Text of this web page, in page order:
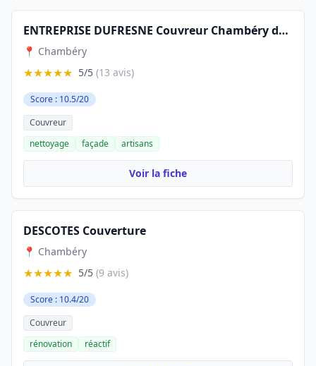
ENTREPRISE DUFRESNE Couvreur Chambéry demoussage rénovation
📍 Chambéry
★★★★★ 5/5 (13 avis)
Score : 10.5/20
Couvreur
nettoyage
façade artisans
Voir la fiche
DESCOTES Couverture
📍 Chambéry
★★★★★ 5/5 (9 avis)
Score : 10.4/20
Couvreur
rénovation
réactif